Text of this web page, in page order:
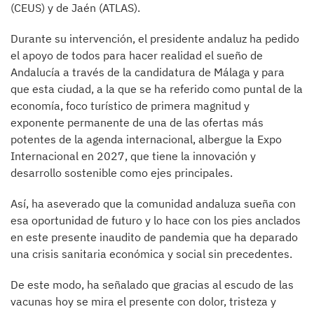
(CEUS) y de Jaén (ATLAS).
Durante su intervención, el presidente andaluz ha pedido
el apoyo de todos para hacer realidad el sueño de
Andalucía a través de la candidatura de Málaga y para
que esta ciudad, a la que se ha referido como puntal de la
economía, foco turístico de primera magnitud y
exponente permanente de una de las ofertas más
potentes de la agenda internacional, albergue la Expo
Internacional en 2027, que tiene la innovación y
desarrollo sostenible como ejes principales.
Así, ha aseverado que la comunidad andaluza sueña con
esa oportunidad de futuro y lo hace con los pies anclados
en este presente inaudito de pandemia que ha deparado
una crisis sanitaria económica y social sin precedentes.
De este modo, ha señalado que gracias al escudo de las
vacunas hoy se mira el presente con dolor, tristeza y